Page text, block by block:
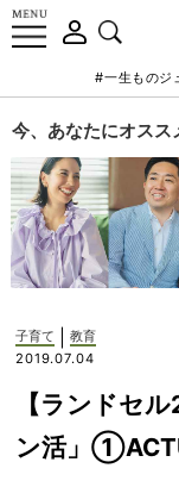
#一生ものジ
今、あなたにオスス
子育て
教育
2019.07.04
【ランドセ
ン活」